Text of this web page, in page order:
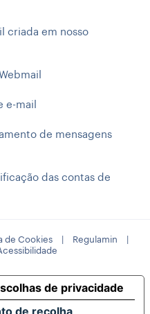
criada em nosso
e-mail
de mensagens
das contas de
de Cookies | Regulamin
|
de recolha
de privacidade